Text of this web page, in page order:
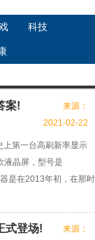
科技
案!
来源：
2021-02-22
上第一台高刷新率显示
液晶屏，型号是
是在2013年初，在那时
式登场!
来源：